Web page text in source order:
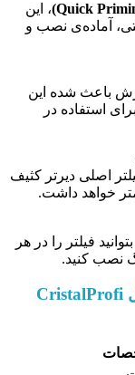
، این
آماده‌ی نصب و
باعث شده این
استفاده در
اصلی دیرتر کثیف
خواهد داشت.
فیلتر را در هر
نصب کنید.
مشخصات فنی فیلتر سطلی جی بی ال CristalProfi